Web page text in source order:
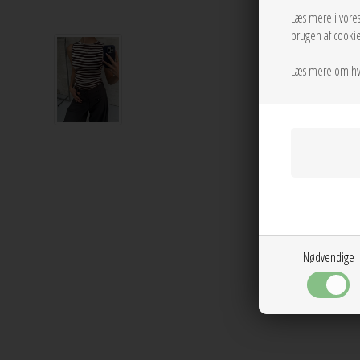
Læs mere i vores
brugen af
Læs mere om
Nødvendige